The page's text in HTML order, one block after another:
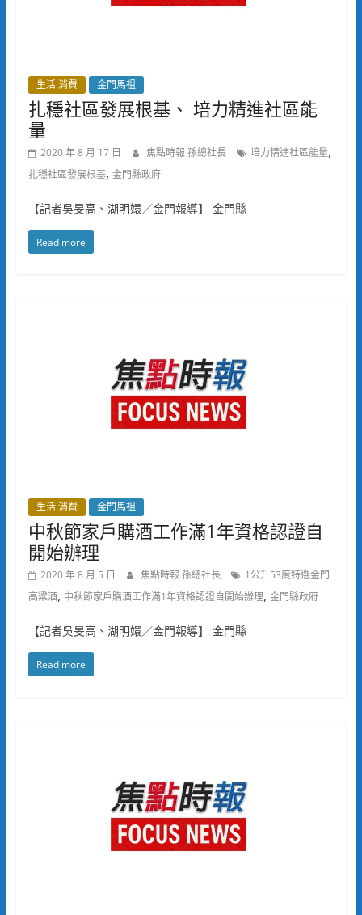
生活.消費 金門馬祖
扎穩社區發展根基、 培力精進社區能
量
2020 年 8 月 17 日 焦點時報 孫總社長 培力精進社區能量,
扎穩社區發展根基, 金門縣政府
【記者吳旻高、湖明嬛／金門報導】 金門縣
Read more
生活.消費 金門馬祖
中秋節家戶購酒工作滿1年資格認證自
開始辦理
2020 年 8 月 5 日 焦點時報 孫總社長
1公升53度特選金門
高粱酒, 中秋節家戶購酒工作滿1年資格認證自開始辦理, 金門縣政府
【記者吳旻高、湖明嬛／金門報導】 金門縣
Read more